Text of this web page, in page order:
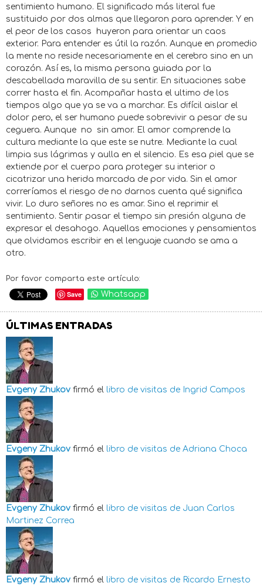
sentimiento humano. El significado más literal fue
sustituido por dos almas que llegaron para aprender. Y en
el peor de los casos huyeron para orientar un caos
exterior. Para entender es útil la razón. Aunque en promedio
la mente no reside necesariamente en el cerebro sino en un
corazón. Así es, la misma persona guiada por la
descabellada maravilla de su sentir. En situaciones sabe
correr hasta el fin. Acompañar hasta el ultimo de los
tiempos algo que ya se va a marchar. Es difícil aislar el
dolor pero, el ser humano puede sobrevivir a pesar de su
ceguera. Aunque no sin amor. El amor comprende la
cultura mediante la que este se nutre. Mediante la cual
limpia sus lágrimas y aulla en el silencio. Es esa piel que se
extiende por el cuerpo para proteger su interior o
cicatrizar una herida marcada de por vida. Sin el amor
correríamos el riesgo de no darnos cuenta qué significa
vivir. Lo duro señores no es amar. Sino el reprimir el
sentimiento. Sentir pasar el tiempo sin presión alguna de
expresar el desahogo. Aquellas emociones y pensamientos
que olvidamos escribir en el lenguaje cuando se ama a
otro.
Por favor comparta este artículo:
Save Whatsapp
ÚLTIMAS ENTRADAS
Evgeny Zhukov firmó el libro de visitas de Ingrid Campos
Evgeny Zhukov firmó el libro de visitas de Adriana Choca
Evgeny Zhukov firmó el libro de visitas de Juan Carlos
Martinez Correa
Evgeny Zhukov firmó el libro de visitas de Ricardo Ernesto